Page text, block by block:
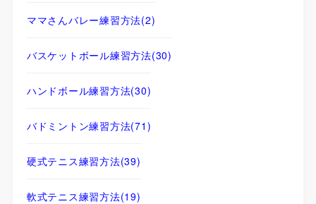
ママさんバレー練習方法(2)
バスケットボール練習方法(30)
ハンドボール練習方法(30)
バドミントン練習方法(71)
硬式テニス練習方法(39)
軟式テニス練習方法(19)